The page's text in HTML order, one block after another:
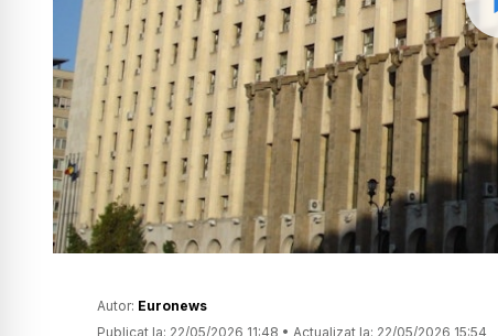
Autor: Euronews
Publicat la: 22/05/2026 11:48 • Actualizat la: 22/05/2026 15:54